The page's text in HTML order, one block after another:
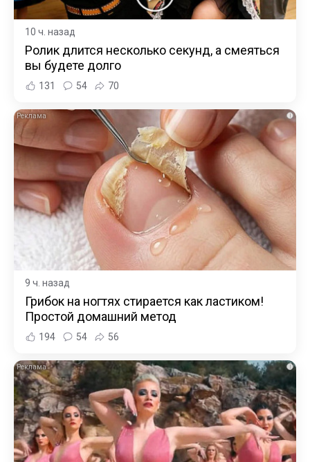
10 ч. назад
Ролик длится несколько секунд, а смеяться
вы будете долго
131 54 70
i
9 ч. назад
Грибок на ногтях стирается как ластиком!
Простой домашний метод
194 54 56
i